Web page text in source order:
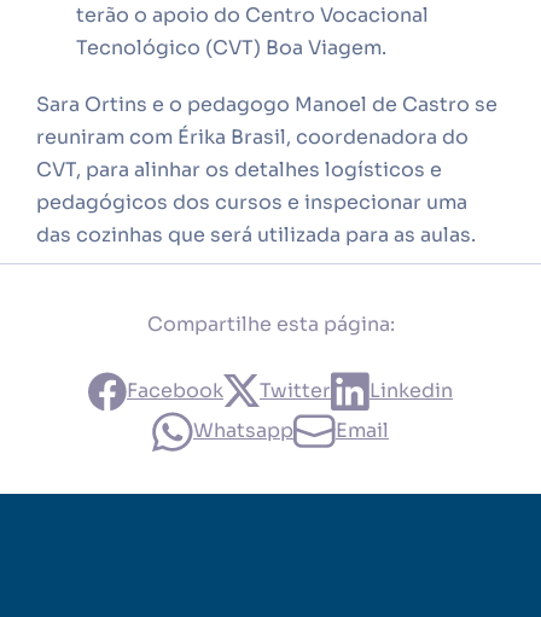
terão o apoio do Centro Vocacional
Tecnológico (CVT) Boa Viagem.
Sara Ortins e o pedagogo Manoel de Castro se
reuniram com Érika Brasil, coordenadora do
CVT, para alinhar os detalhes logísticos e
pedagógicos dos cursos e inspecionar uma
das cozinhas que será utilizada para as aulas.
Compartilhe esta página:
Facebook Twitter
Linkedin
Whatsapp
Email